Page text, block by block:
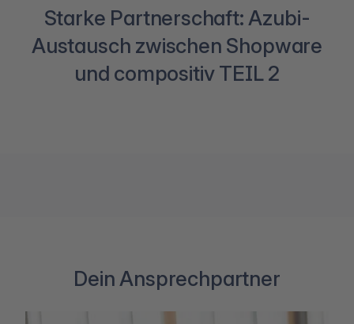
Starke Partnerschaft: Azubi-
Austausch zwischen Shopware
und compositiv TEIL 2
Dein Ansprechpartner